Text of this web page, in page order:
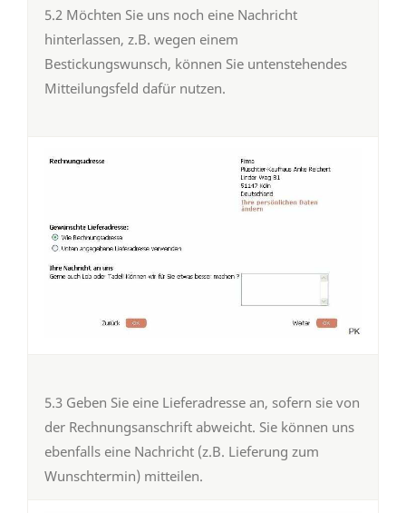
5.2 Möchten Sie uns noch eine Nachricht
hinterlassen, z.B. wegen einem
Bestickungswunsch, können Sie untenstehendes
Mitteilungsfeld dafür nutzen.
5.3 Geben Sie eine Lieferadresse an, sofern sie von
der Rechnungsanschrift abweicht. Sie können uns
ebenfalls eine Nachricht (z.B. Lieferung zum
Wunschtermin) mitteilen.